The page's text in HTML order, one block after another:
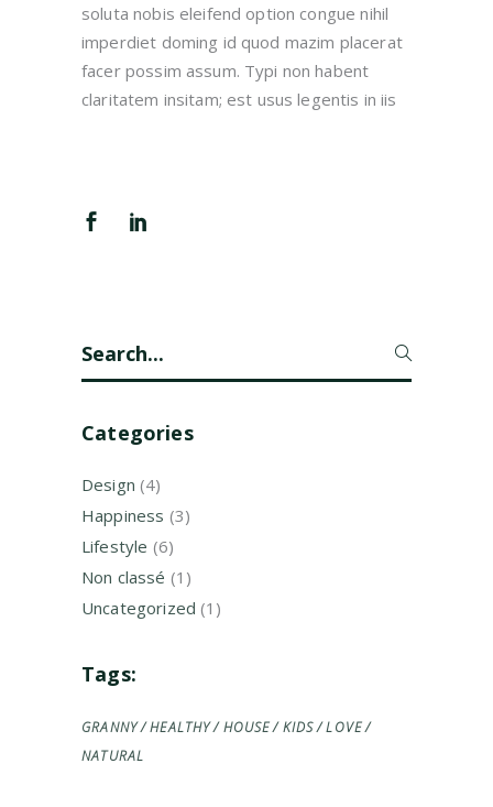
soluta nobis eleifend option congue nihil
imperdiet doming id quod mazim placerat
facer possim assum. Typi non habent
claritatem insitam; est usus legentis in iis
Categories
Design (4)
Happiness (3)
Lifestyle (6)
Non classé (1)
Uncategorized (1)
Tags:
GRANNY HEALTHY HOUSE KIDS
LOVE
NATURAL